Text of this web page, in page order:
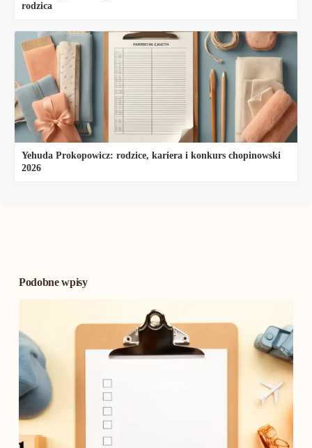
rodzica
Yehuda Prokopowicz: rodzice, kariera i konkurs chopinowski
2026
Podobne wpisy